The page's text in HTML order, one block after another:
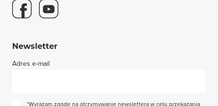
Newsletter
Adres e-mail
*Wyrażam zgodę na otrzymywanie newslettera w celu przekazania